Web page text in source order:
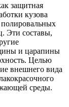
защитная
кузова
Эти составы,
и царапины
Целью
внешнего вида
среды.